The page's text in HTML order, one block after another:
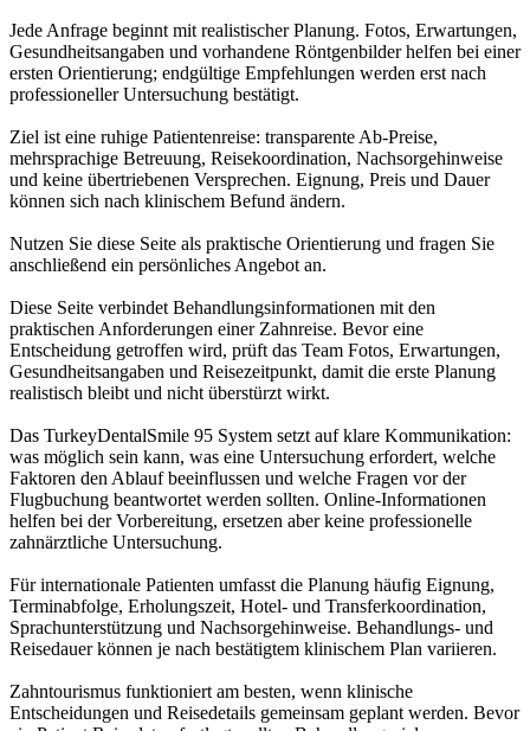
Jede Anfrage beginnt mit realistischer Planung. Fotos, Erwartungen,
Gesundheitsangaben und vorhandene Röntgenbilder helfen bei einer
ersten Orientierung; endgültige Empfehlungen werden erst nach
professioneller Untersuchung bestätigt.
Ziel ist eine ruhige Patientenreise: transparente Ab-Preise,
mehrsprachige Betreuung, Reisekoordination, Nachsorgehinweise
und keine übertriebenen Versprechen. Eignung, Preis und Dauer
können sich nach klinischem Befund ändern.
Nutzen Sie diese Seite als praktische Orientierung und fragen Sie
anschließend ein persönliches Angebot an.
Diese Seite verbindet Behandlungsinformationen mit den
praktischen Anforderungen einer Zahnreise. Bevor eine
Entscheidung getroffen wird, prüft das Team Fotos, Erwartungen,
Gesundheitsangaben und Reisezeitpunkt, damit die erste Planung
realistisch bleibt und nicht überstürzt wirkt.
Das TurkeyDentalSmile 95 System setzt auf klare Kommunikation:
was möglich sein kann, was eine Untersuchung erfordert, welche
Faktoren den Ablauf beeinflussen und welche Fragen vor der
Flugbuchung beantwortet werden sollten. Online-Informationen
helfen bei der Vorbereitung, ersetzen aber keine professionelle
zahnärztliche Untersuchung.
Für internationale Patienten umfasst die Planung häufig Eignung,
Terminabfolge, Erholungszeit, Hotel- und Transferkoordination,
Sprachunterstützung und Nachsorgehinweise. Behandlungs- und
Reisedauer können je nach bestätigtem klinischem Plan variieren.
Zahntourismus funktioniert am besten, wenn klinische
Entscheidungen und Reisedetails gemeinsam geplant werden. Bevor